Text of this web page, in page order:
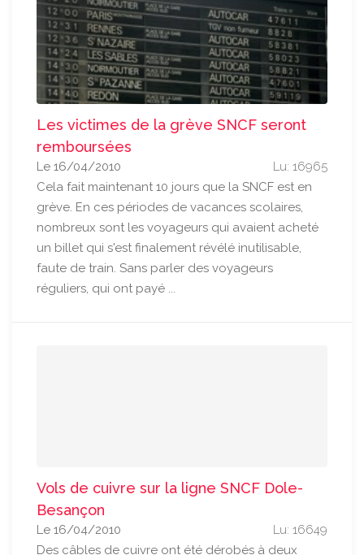
Les victimes de la grève SNCF seront
remboursées
Lu: 16965
Le 16/04/2010
Cela fait maintenant 10 jours que la SNCF est en
grève. En ces périodes de vacances scolaires,
nombreux sont les voyageurs qui avaient acheté
un billet qui s'est finalement révélé inutilisable,
faute de train. Sans parler des voyageurs
réguliers, qui ont payé ...
Vols de cuivre sur la ligne SNCF Dole-
Besançon
Lu: 16649
Le 16/04/2010
Des câbles de cuivre ont été dérobés à deux